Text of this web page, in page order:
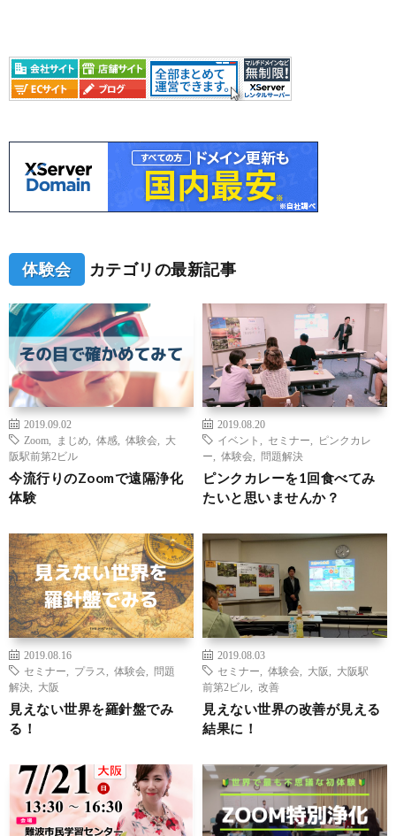
体験会 カテゴリの最新記事
2019.09.02
Zoom
まじめ 体感 体験会
大
阪駅前第2ビル
今流行りのZoomで遠隔浄化
体験
2019.08.20
イベント
セミナー
ピンクカレ
ー
体験会 問題解決
ピンクカレーを1回食べてみ
たいと思いませんか？
2019.08.16
セミナー
プラス 体験会
問題
解決
大阪
見えない世界を羅針盤でみ
る！
2019.08.03
セミナー
体験会 大阪
大阪駅
前第2ビル
改善
見えない世界の改善が見える
結果に！